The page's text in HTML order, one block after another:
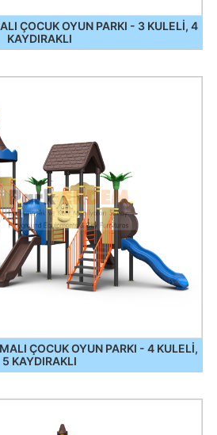
ÇOCUK OYUN PARKI - 3 KULELİ, 4
KAYDIRAKLI
ÇOCUK OYUN PARKI - 4 KULELİ,
5 KAYDIRAKLI